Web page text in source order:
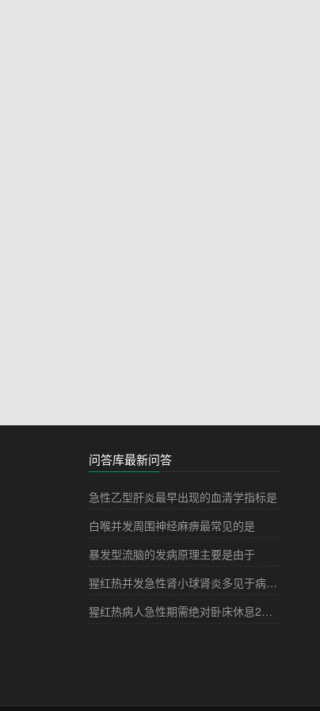
问答库最新问答
急性乙型肝炎最早出现的血清学指标是
白喉并发周围神经麻痹最常见的是
暴发型流脑的发病原理主要是由于
猩红热并发急性肾小球肾炎多见于病程的
猩红热病人急性期需绝对卧床休息2－3周，其目的是